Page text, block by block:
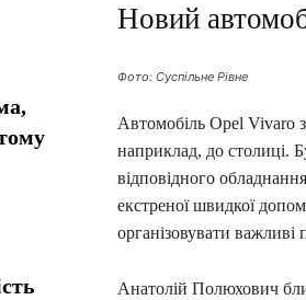
Новий
Фото: Суспільне Рівне
Автомобіль Opel Vivaro
наприклад, до столиці.
відповідного
екстреної швидкої
організовувати важливі
Анатолій Полюхович